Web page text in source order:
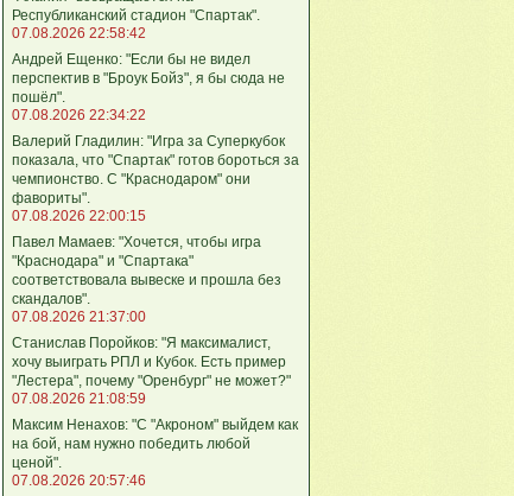
Республиканский стадион "Спартак".
07.08.2026 22:58:42
Андрей Ещенко: "Если бы не видел
перспектив в "Броук Бойз", я бы сюда не
пошёл".
07.08.2026 22:34:22
Валерий Гладилин: "Игра за Суперкубок
показала, что "Спартак" готов бороться за
чемпионство. С "Краснодаром" они
фавориты".
07.08.2026 22:00:15
Павел Мамаев: "Хочется, чтобы игра
"Краснодара" и "Спартака"
соответствовала вывеске и прошла без
скандалов".
07.08.2026 21:37:00
Станислав Поройков: "Я максималист,
хочу выиграть РПЛ и Кубок. Есть пример
"Лестера", почему "Оренбург" не может?"
07.08.2026 21:08:59
Максим Ненахов: "С "Акроном" выйдем как
на бой, нам нужно победить любой
ценой".
07.08.2026 20:57:46